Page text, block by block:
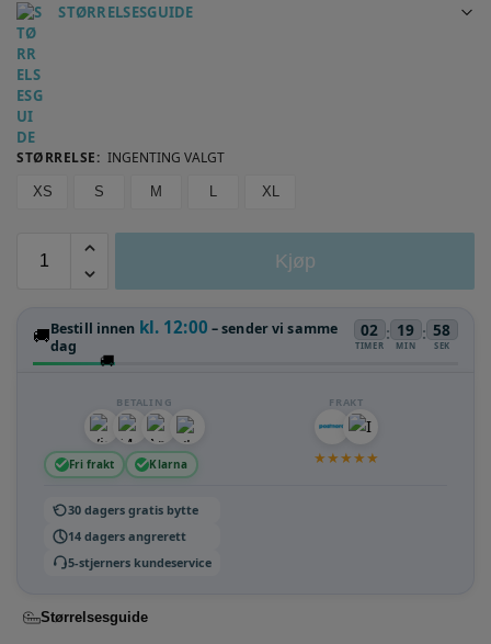
STØRRELSESGUIDE
STØRRELSE: INGENTING VALGT
XS S M L XL
Kjøp
🚚Bestill innen kl. 12:00 – sender vi samme
dag
02
TIMER
: 19
MIN
: 58
SEK
🚚
BETALING
Fri frakt Klarna
FRAKT
★★★★★
30 dagers gratis bytte
14 dagers angrerett
5-stjerners kundeservice
Størrelsesguide